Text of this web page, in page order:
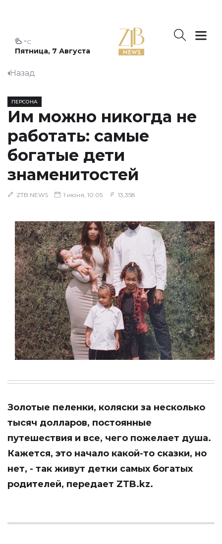
Пятница, 7 Августа
°C
Назад
ПЕРСОНА
Им можно никогда не
работать: самые
богатые дети
знаменитостей
ZTB NEWS 1 июня, 10:05 13,358
Золотые пеленки, коляски за несколько
тысяч долларов, постоянные
путешествия и все, чего пожелает душа.
Кажется, это начало какой-то сказки, но
нет, - так живут детки самых богатых
родителей, передает ZTB.kz.